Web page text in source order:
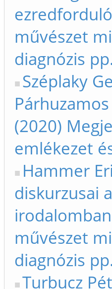
művészet
diagnózis
Széplaky
(2020)
emlékezet
Hammer
diskurzusai
művészet
diagnózis
Turbucz